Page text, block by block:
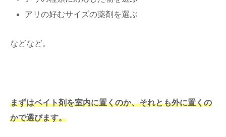
アリの好むサイズの薬剤を選ぶ
などなど。
まずはベイト剤を室内に置くのか、それとも外に置くの
かで選びます。